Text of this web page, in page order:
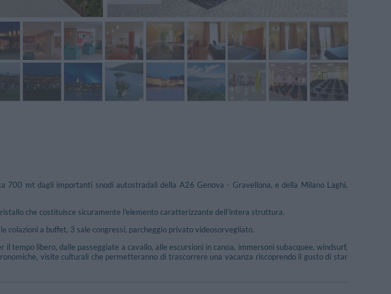
700 mt dagli importanti snodi autostradali della A26 Genova - Gravellona, e della Milano Laghi,
che costituisce sicuramente l'elemento caratterizzante dell’intera struttura.
colazioni a buffet, 3 sale congressi, parcheggio privato videosorvegliato.
libero, dalle passeggiate a cavallo, alle escursioni in canoa, immersoni subacquee, windsurf,
visite culturali che permetteranno di trascorrere una vacanza riscoprendo il gusto di star